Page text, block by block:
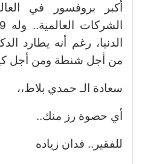
أكبر بروفسور في
الدنيا، رغم أنه يطارد
من أجل شنطة ومن أجل
سعادة الـ حمدي بلاط،،
أي حصوة رز منك..
للفقير.. فدان زياده